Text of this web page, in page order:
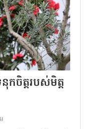
កចិត្តរបស់មិត្ត